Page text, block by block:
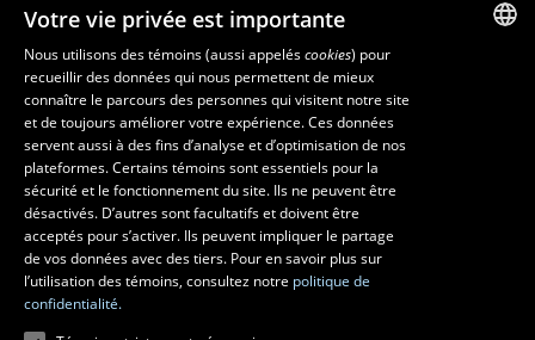
Nos départements et école
Foire aux questions
Ressources
monPortail
MESURES D'URGENCE
Composer le418 656-5555
Votre vie privée est importante
Nous utilisons des témoins (aussi appeléscookies) pour
recueillir des données qui nous permettent de mieux
connaître le parcours des personnes qui visitent notre site
et de toujours améliorer votre expérience. Ces données
servent aussi à des fins d’analyse et d’optimisation de nos
plateformes. Certains témoins sont essentiels pour la
sécurité et le fonctionnement du site. Ils ne peuvent être
désactivés. D’autres sont facultatifs et doivent être
acceptés pour s’activer. Ils peuvent impliquer le partage
de vos données avec des tiers. Pour en savoir plus sur
l’utilisation des témoins, consultez notre politique de
confidentialité.